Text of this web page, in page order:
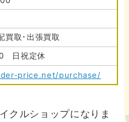
買取･出張買取
日祝定休
price.net/purchase/
クルショップになりま